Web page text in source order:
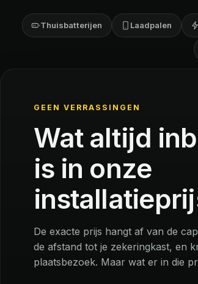
Thuisbatterijen Laadpalen
GEEN VERRASSINGEN
Wat altijd
is in onze
De exacte prijs hangt af van de
de afstand tot je zekeringkast, en
plaatsbezoek. Maar wat er in die